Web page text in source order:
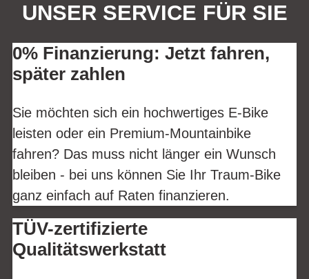
UNSER SERVICE FÜR SIE
0% Finanzierung: Jetzt fahren,
später zahlen
Sie möchten sich ein hochwertiges E-Bike
leisten oder ein Premium-Mountainbike
fahren? Das muss nicht länger ein Wunsch
bleiben - bei uns können Sie Ihr Traum-Bike
ganz einfach auf Raten finanzieren.
TÜV-zertifizierte
Qualitätswerkstatt